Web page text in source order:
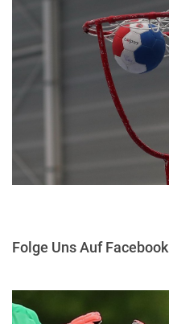
Folge Uns Auf Facebook